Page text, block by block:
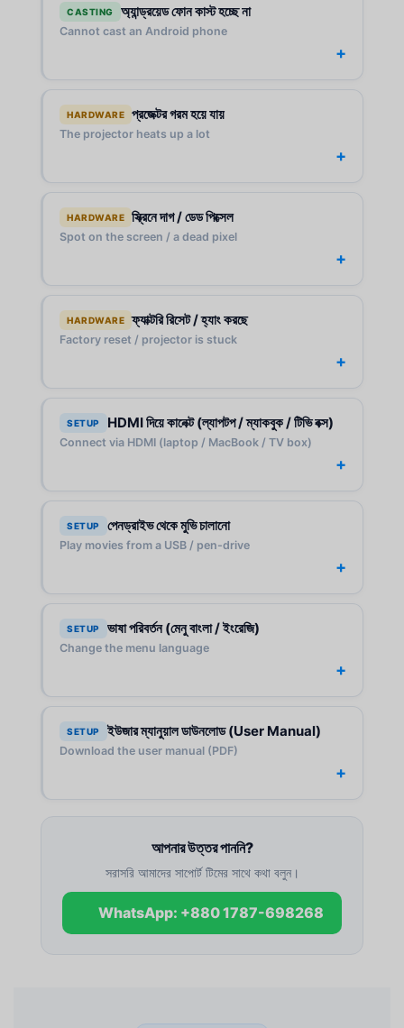
CASTING অ্যান্ড্রয়েড ফোন কাস্ট হচ্ছে না
Cannot cast an Android phone
HARDWARE প্রজেক্টর গরম হয়ে যায়
The projector heats up a lot
HARDWARE স্ক্রিনে দাগ / ডেড পিক্সেল
Spot on the screen / a dead pixel
HARDWARE ফ্যাক্টরি রিসেট / হ্যাং করছে
Factory reset / projector is stuck
SETUP HDMI দিয়ে কানেক্ট (ল্যাপটপ / ম্যাকবুক / টিভি বক্স)
Connect via HDMI (laptop / MacBook / TV box)
SETUP পেনড্রাইভ থেকে মুভি চালানো
Play movies from a USB / pen-drive
SETUP ভাষা পরিবর্তন (মেনু বাংলা / ইংরেজি)
Change the menu language
SETUP ইউজার ম্যানুয়াল ডাউনলোড (User Manual)
Download the user manual (PDF)
আপনার উত্তর পাননি?
সরাসরি আমাদের সাপোর্ট টিমের সাথে কথা বলুন।
WhatsApp: +880 1787-698268